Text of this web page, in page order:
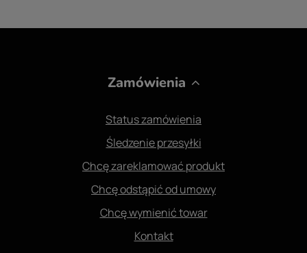
Zamówienia
Status zamówienia
Śledzenie przesyłki
Chcę zareklamować produkt
Chcę odstąpić od umowy
Chcę wymienić towar
Kontakt